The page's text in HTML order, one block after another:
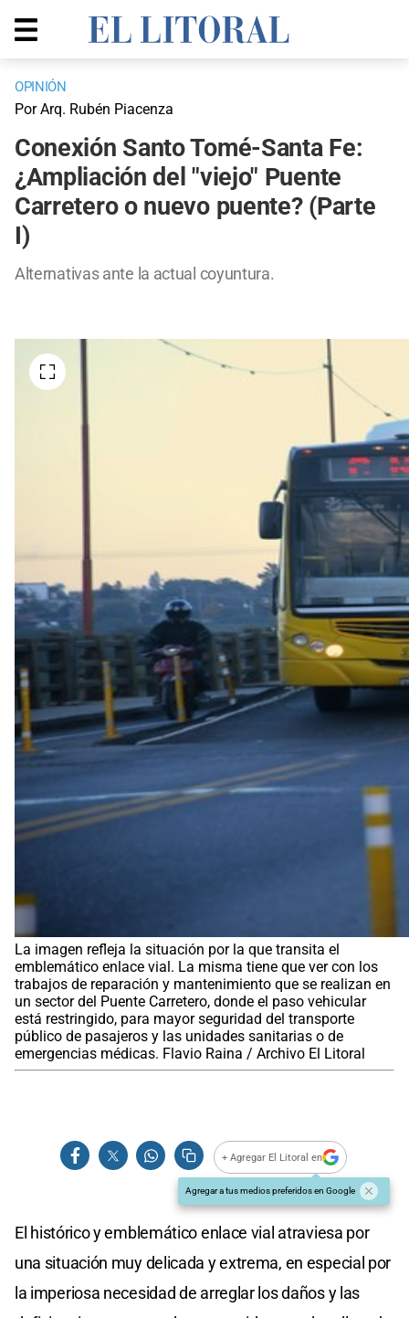
OPINIÓN
Por Arq. Rubén Piacenza
Conexión Santo Tomé-Santa Fe:
¿Ampliación del "viejo" Puente
Carretero o nuevo puente? (Parte
I)
Alternativas ante la actual coyuntura.
La imagen refleja la situación por la que transita el
emblemático enlace vial. La misma tiene que ver con los
trabajos de reparación y mantenimiento que se realizan en
un sector del Puente Carretero, donde el paso vehicular
está restringido, para mayor seguridad del transporte
público de pasajeros y las unidades sanitarias o de
emergencias médicas. Flavio Raina / Archivo El Litoral
+ Agregar El Litoral en
Agregar a tus medios preferidos en Google
El histórico y emblemático enlace vial atraviesa por
una situación muy delicada y extrema, en especial por
la imperiosa necesidad de arreglar los daños y las